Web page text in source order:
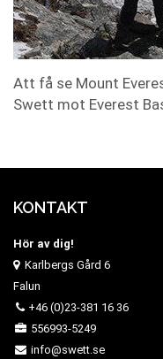
Att få se Mount
Swett mot Everest
KONTAKT
Hör av dig!
Karlbergs Gård 6
Falun
+46 (0)23-381 16 36
556993-5249
info@swett.se